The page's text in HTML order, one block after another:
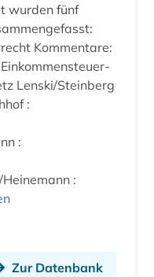
deutschland : abgabenordnung (1)
deutschland : finanzgerichtsordnung (1)
deutschland. bundesarbeitsgericht (1)
wurden fünf
Lenski/Steinberg
:
:
Zur Datenbank